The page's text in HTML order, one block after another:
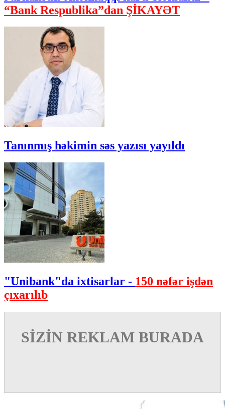
“Bank Respublika”dan ŞİKAYƏT
Tanınmış həkimin səs yazısı yayıldı
"Unibank"da ixtisarlar - 150 nəfər işdən
çıxarılıb
SİZİN REKLAM BURADA